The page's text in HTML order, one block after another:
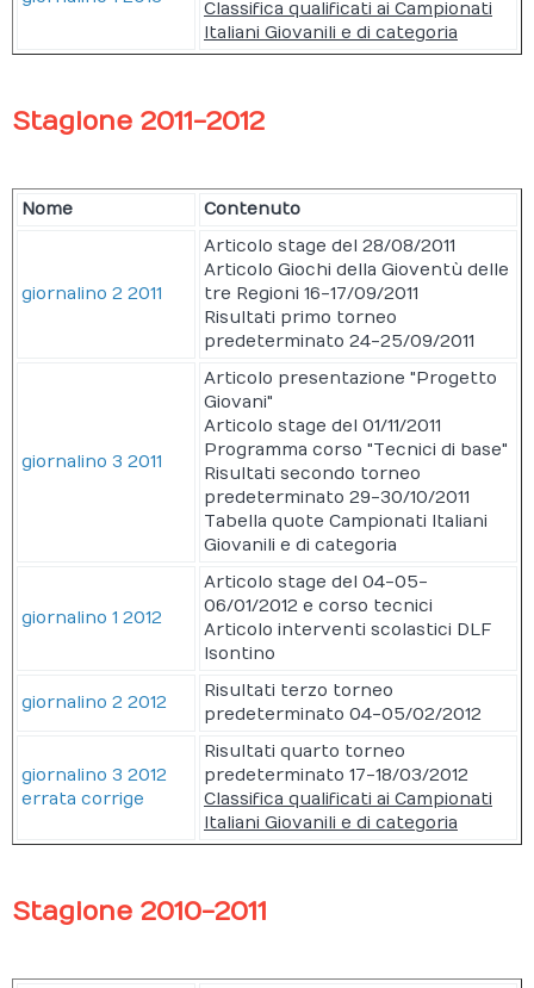
Classifica qualificati ai Campionati
Italiani Giovanili e di categoria
Stagione 2011-2012
Nome Contenuto
giornalino 2 2011
Articolo stage del 28/08/2011
Articolo Giochi della Gioventù delle
tre Regioni 16-17/09/2011
Risultati primo torneo
predeterminato 24-25/09/2011
giornalino 3 2011
Articolo presentazione "Progetto
Giovani"
Articolo stage del 01/11/2011
Programma corso "Tecnici di base"
Risultati secondo torneo
predeterminato 29-30/10/2011
Tabella quote Campionati Italiani
Giovanili e di categoria
giornalino 1 2012
Articolo stage del 04-05-
06/01/2012 e corso tecnici
Articolo interventi scolastici DLF
Isontino
giornalino 2 2012
Risultati terzo torneo
predeterminato 04-05/02/2012
giornalino 3 2012
errata corrige
Risultati quarto torneo
predeterminato 17-18/03/2012
Classifica qualificati ai Campionati
Italiani Giovanili e di categoria
Stagione 2010-2011